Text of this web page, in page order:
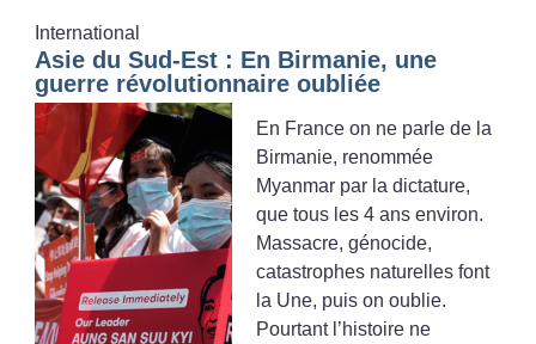
International
Asie du Sud-Est : En Birmanie, une
guerre révolutionnaire oubliée
En France on ne parle de la
Birmanie, renommée
Myanmar par la dictature,
que tous les 4 ans environ.
Massacre, génocide,
catastrophes naturelles font
la Une, puis on oublie.
Pourtant l’histoire ne